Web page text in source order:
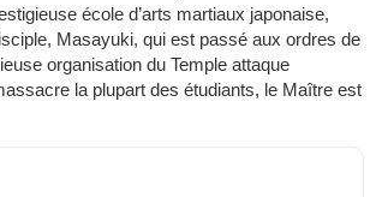
école d’arts martiaux japonaise,
Masayuki, qui est passé aux ordres de
organisation du Temple attaque
la plupart des étudiants, le Maître est